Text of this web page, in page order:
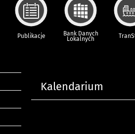
Publikacje Bank Danych
Lokalnych
Kalendarium